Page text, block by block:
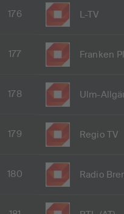
176 L-TV
177 Franken
178 Ulm-
179 Regio TV
180 Radio